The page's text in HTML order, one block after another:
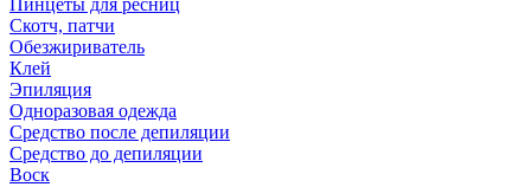
Пинцеты для ресниц
Скотч, патчи
Обезжириватель
Клей
Эпиляция
Одноразовая одежда
Средство после депиляции
Средство до депиляции
Воск